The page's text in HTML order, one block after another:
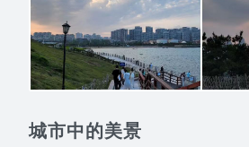
城市中的美景